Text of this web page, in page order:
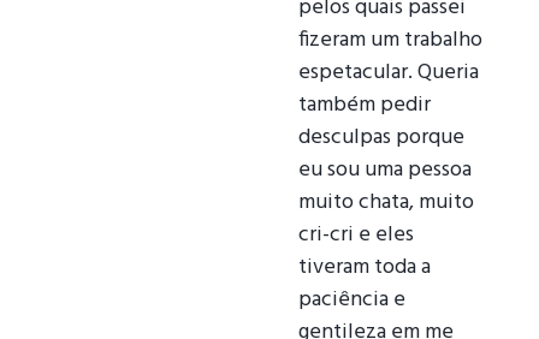
pelos quais passei
fizeram um trabalho
espetacular. Queria
também pedir
desculpas porque
eu sou uma pessoa
muito chata, muito
cri-cri e eles
tiveram toda a
paciência e